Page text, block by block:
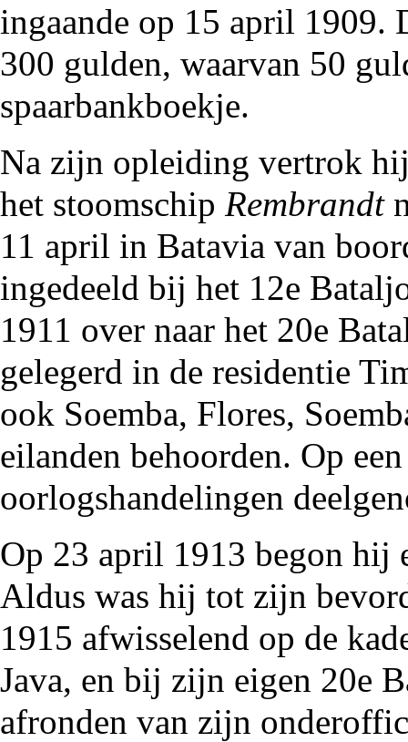
ingaande op 15 april 1909.
300 gulden, waarvan 50
spaarbankboekje.
Na zijn opleiding vertrok
het stoomschip Rembrandt
11 april in Batavia van
ingedeeld bij het 12e
1911 over naar het 20e
gelegerd in de residentie
ook Soemba, Flores,
eilanden behoorden. Op
oorlogshandelingen
Op 23 april 1913 begon hij
Aldus was hij tot zijn
1915 afwisselend op de
Java, en bij zijn eigen 20e
afronden van zijn